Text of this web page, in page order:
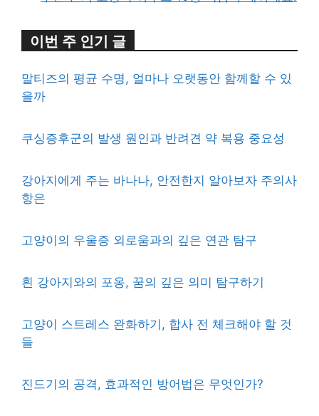
이번 주 인기 글
말티즈의 평균 수명, 얼마나 오랫동안 함께할 수 있
을까
쿠싱증후군의 발생 원인과 반려견 약 복용 중요성
강아지에게 주는 바나나, 안전한지 알아보자 주의사
항은
고양이의 우울증 외로움과의 깊은 연관 탐구
흰 강아지와의 포옹, 꿈의 깊은 의미 탐구하기
고양이 스트레스 완화하기, 합사 전 체크해야 할 것
들
진드기의 공격, 효과적인 방어법은 무엇인가?